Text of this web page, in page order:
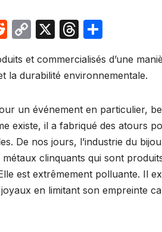
R
d
di
t
C
p
y
Li
n
k
X
T
e
a
d
s
ta
g
er
et commercialisés d’une
la durabilité environnementale.
un événement en particulier,
existe, il a fabriqué des atours
De nos jours, l’industrie du
clinquants qui sont
est extrêmement polluante. Il
en limitant son empreinte